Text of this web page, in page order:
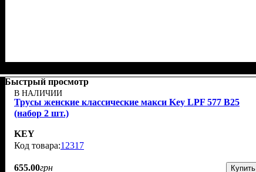
Быстрый просмотр
В НАЛИЧИИ
Трусы женские классические макси Key LPF 577 B25
(набор 2 шт.)
KEY
12317
655.00грн Купить